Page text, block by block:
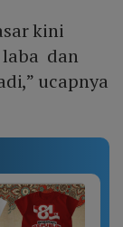
kini
dan
ucapnya